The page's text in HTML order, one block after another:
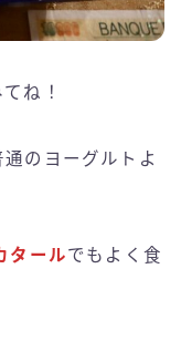
ね！
のヨーグルトよ
タールでもよく食